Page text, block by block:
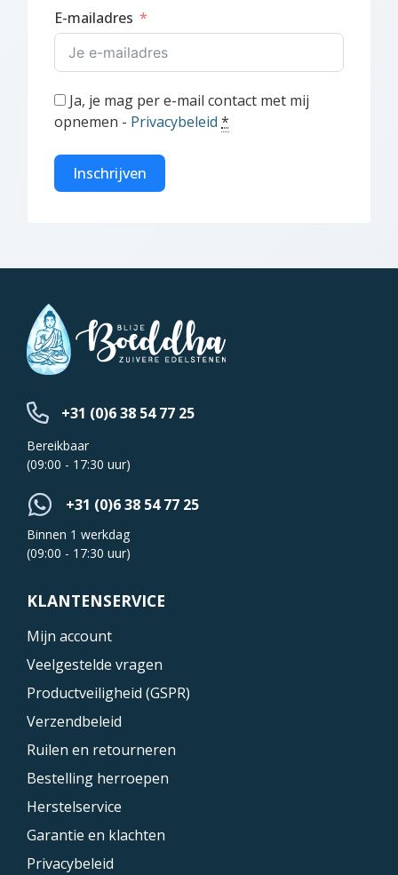
E-mailadres
Ja, je mag per e-mail contact met mij
opnemen - Privacybeleid *
Inschrijven
+31 (0)6 38 54 77 25
Bereikbaar
(09:00 - 17:30 uur)
+31 (0)6 38 54 77 25
Binnen 1 werkdag
(09:00 - 17:30 uur)
KLANTENSERVICE
Mijn account
Veelgestelde vragen
Productveiligheid (GSPR)
Verzendbeleid
Ruilen en retourneren
Bestelling herroepen
Herstelservice
Garantie en klachten
Privacybeleid